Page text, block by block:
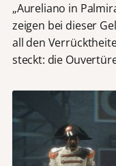
„Aureliano in
zeigen bei dieser
all den
steckt: die